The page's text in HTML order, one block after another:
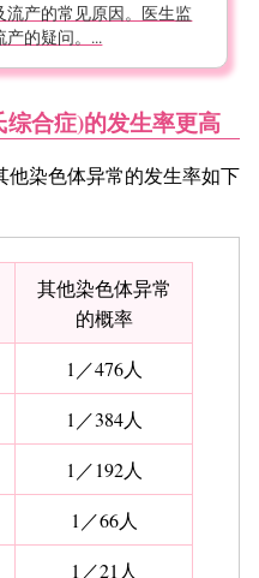
产的常见原因。医生监
的疑问。...
合症)的发生率更高
他染色体异常的发生率如下
其他染色体异常
的概率
1／476人
1／384人
1／192人
1／66人
1／21人